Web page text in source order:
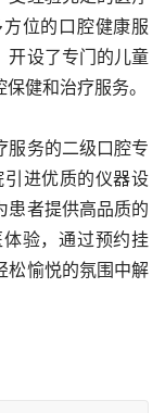
位的口腔健康服
开设了专门的儿童
健和治疗服务。
服务的二级口腔专
进优质的仪器设
患者提供高品质的
验，通过预约挂
松愉悦的氛围中解